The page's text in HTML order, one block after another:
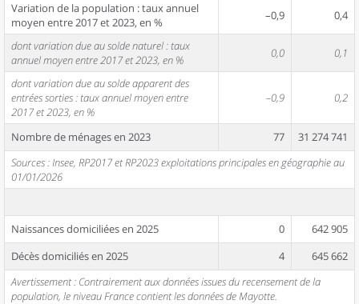
Variation de la population : taux annuel
moyen entre 2017 et 2023, en %
–0,9 0,4
dont variation due au solde naturel : taux
annuel moyen entre 2017 et 2023, en %
0,0 0,1
dont variation due au solde apparent des
entrées sorties : taux annuel moyen entre
2017 et 2023, en %
–0,9 0,2
Nombre de ménages en 2023 77
31 274 741
Sources : Insee, RP2017 et RP2023 exploitations principales en géographie au
01/01/2026
Naissances domiciliées en 2025 0
642 905
Décès domiciliés en 2025
4
645 662
Avertissement : Contrairement aux données issues du recensement de la
population, le niveau France contient les données de Mayotte.